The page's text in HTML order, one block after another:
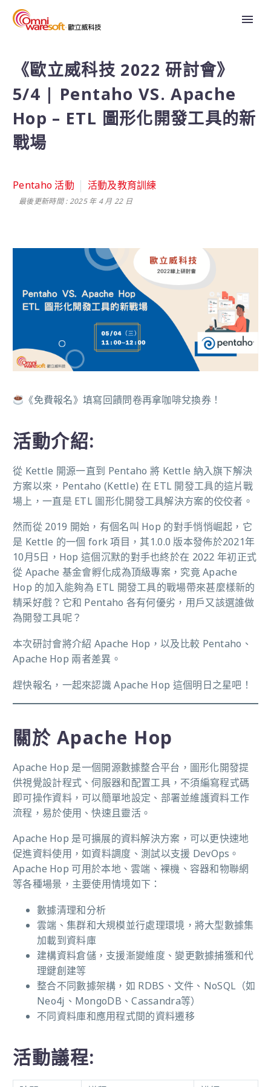
《歐立威科技 2022 研討會》
5/4 | Pentaho VS. Apache
Hop – ETL 圖形化開發工具的新
戰場
Pentaho 活動 活動及教育訓練
最後更新時間 : 2025 年 4 月 22 日
《免費報名》填寫回饋問卷再拿咖啡兌換券！
活動介紹:
從 Kettle 開源一直到 Pentaho 將 Kettle 納入旗下解決
方案以來，Pentaho (Kettle) 在 ETL 開發工具的這片戰
場上，一直是 ETL 圖形化開發工具解決方案的佼佼者。
然而從 2019 開始，有個名叫 Hop 的對手悄悄崛起，它
是 Kettle 的一個 fork 項目，其1.0.0 版本發佈於2021年
10月5日，Hop 這個沉默的對手也終於在 2022 年初正式
從 Apache 基金會孵化成為頂級專案，究竟 Apache
Hop 的加入能夠為 ETL 開發工具的戰場帶來甚麼樣新的
精采好戲？它和 Pentaho 各有何優劣，用戶又該選誰做
為開發工具呢？
本次研討會將介紹 Apache Hop，以及比較 Pentaho、
Apache Hop 兩者差異。
趕快報名，一起來認識 Apache Hop 這個明日之星吧！
關於 Apache Hop
Apache Hop 是一個開源數據整合平台，圖形化開發提
供視覺設計程式、伺服器和配置工具，不須編寫程式碼
即可操作資料，可以簡單地設定、部署並維護資料工作
流程，易於使用、快速且靈活。
Apache Hop 是可擴展的資料解決方案，可以更快速地
促進資料使用，如資料調度、測試以支援 DevOps。
Apache Hop 可用於本地、雲端、裸機、容器和物聯網
等各種場景，主要使用情境如下：
數據清理和分析
雲端、集群和大規模並行處理環境，將大型數據集
加載到資料庫
建構資料倉儲，支援漸變維度、變更數據捕獲和代
理鍵創建等
整合不同數據架構，如 RDBS、文件、NoSQL（如
Neo4j、MongoDB、Cassandra等）
不同資料庫和應用程式間的資料遷移
活動議程: